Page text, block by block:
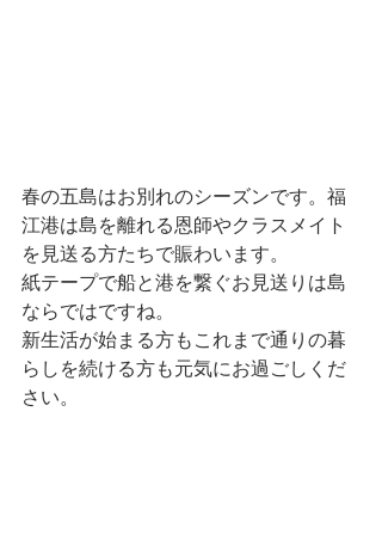
春の五島はお別れのシーズンです。福
江港は島を離れる恩師やクラスメイト
を見送る方たちで賑わいます。
紙テープで船と港を繋ぐお見送りは島
ならではですね。
新生活が始まる方もこれまで通りの暮
らしを続ける方も元気にお過ごしくだ
さい。